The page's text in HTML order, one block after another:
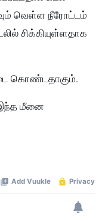
வெள்ள நீரோட்டம்
சிக்கியுள்ளதாக
கொண்டதாகும்.
இந்த மீனை